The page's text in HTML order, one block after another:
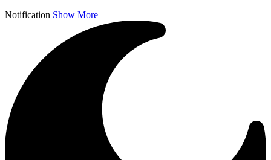
Notification Show More